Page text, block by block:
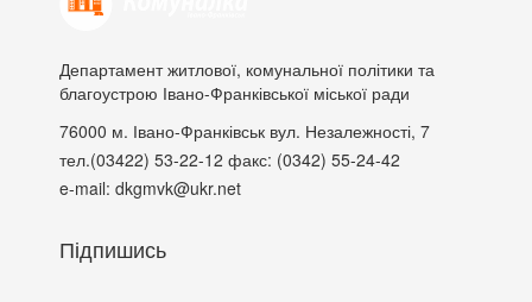
Департамент житлової, комунальної політики та
благоустрою Івано-Франківської міської ради
76000 м. Івано-Франківськ вул. Незалежності, 7
тел.(03422) 53-22-12 факс: (0342) 55-24-42
e-mail: dkgmvk@ukr.net
Підпишись